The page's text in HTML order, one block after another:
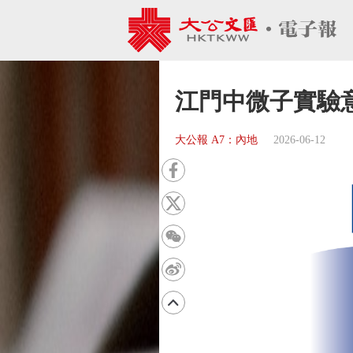
江門中微子實驗
大公報 A7：內地 2026-06-12